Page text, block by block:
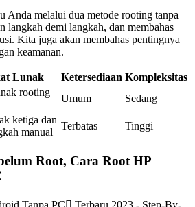
Anda melalui dua metode rooting tanpa
langkah demi langkah, dan membahas
Kita juga akan membahas pentingnya
keamanan.
Lunak Ketersediaan Kompleksitas
rooting
Umum
Sedang
ketiga dan
manual
Terbatas Tinggi
Root, Cara Root HP